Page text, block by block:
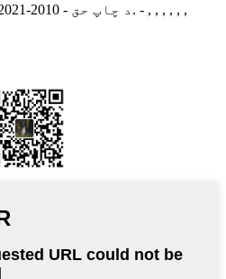
© د چاپ حق - 2010-2021: ټول حقونه خوندي دي. - , , , , , ,